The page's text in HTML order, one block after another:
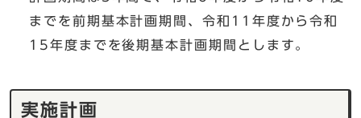
までを前期基本計画期間、令和11年度から令和
15年度までを後期基本計画期間とします。
実施計画